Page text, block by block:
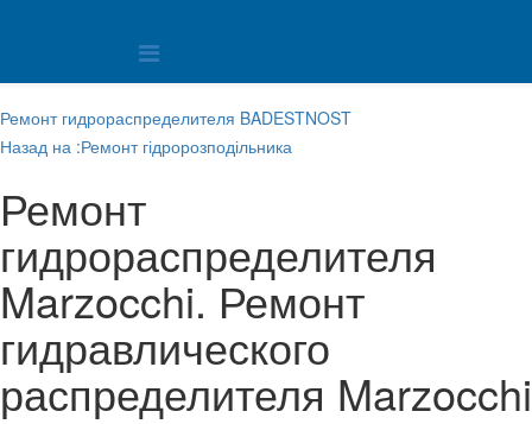
Ремонт гидрораспределителя BADESTNOST
Назад на :Ремонт гідророзподільника
Ремонт
гидрораспределителя
Marzocchi. Ремонт
гидравлического
распределителя Marzocchi